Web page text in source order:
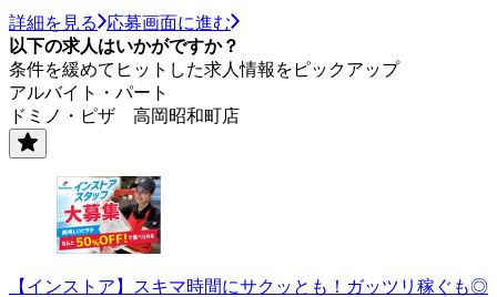
詳細を見る
応募画面に進む
以下の求人はいかがですか？
条件を緩めてヒットした求人情報をピックアップ
アルバイト・パート
ドミノ・ピザ 高岡昭和町店
【インストア】スキマ時間にサクッとも！ガッツリ稼ぐも◎